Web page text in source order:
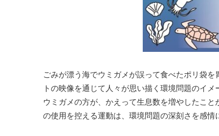
ごみが漂う海でウミガメが誤って食べたポリ袋
トの映像を通じて人々が思い描く環境問題のイ
ウミガメの方が、かえって生息数を増やしたこ
の使用を控える運動は、環境問題の深刻さを感